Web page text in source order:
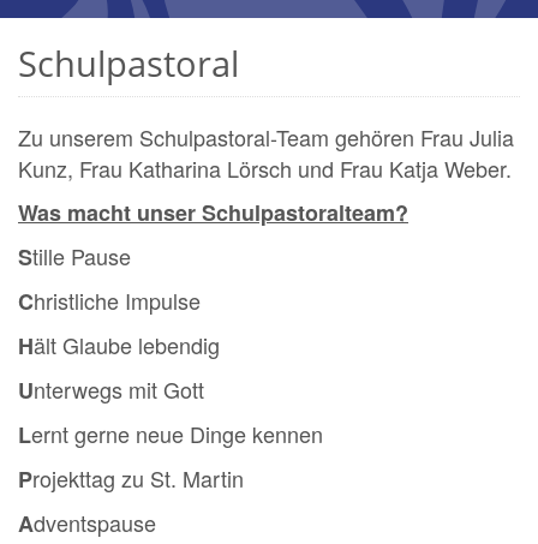
Schulpastoral
Zu unserem Schulpastoral-Team gehören Frau Julia
Kunz, Frau Katharina Lörsch und Frau Katja Weber.
Was macht unser Schulpastoralteam?
Stille Pause
Christliche Impulse
Hält Glaube lebendig
Unterwegs mit Gott
Lernt gerne neue Dinge kennen
Projekttag zu St. Martin
Adventspause